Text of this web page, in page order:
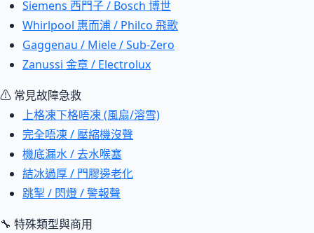
Siemens 西門子 / Bosch 博世
Whirlpool 惠而浦 / Philco 飛歌
Gaggenau / Miele / Sub-Zero
Zanussi 金章 / Electrolux
⚠ 常見故障急救
上格凍下格唔凍 (風扇/溶雪)
完全唔凍 / 壓縮機沒聲
機底漏水 / 去水喉塞
結冰過厚 / 門膠邊老化
跳掣 / 閃燈 / 警報聲
🔧 特殊類型與商用